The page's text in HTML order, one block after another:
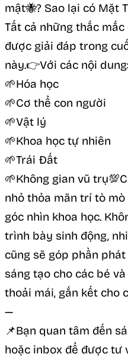
mật🐝? Sao lại có Mặt
Tất cả những thắc
được giải đáp trong
này.👉Với các nội dung:
🌱Hóa học
🌱Cơ thể con người
🌱Vật lý
🌱Khoa học tự nhiên
🌱Trái Đất
🌱Không gian vũ
nhỏ thỏa mãn trí tò
góc nhìn khoa học.
trình bày sinh động,
cũng sẽ góp phần
sáng tạo cho các bé
thoải mái, gắn kết cho
—
📌Bạn quan tâm đến
hoặc inbox để được tư